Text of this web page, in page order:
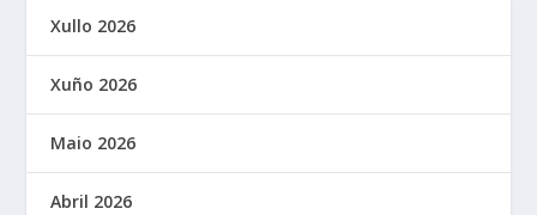
Xullo 2026
Xuño 2026
Maio 2026
Abril 2026